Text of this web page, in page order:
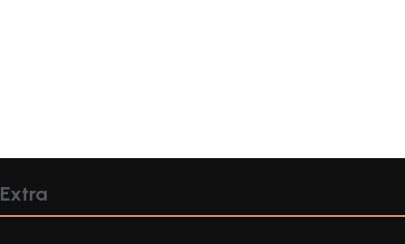
Extra